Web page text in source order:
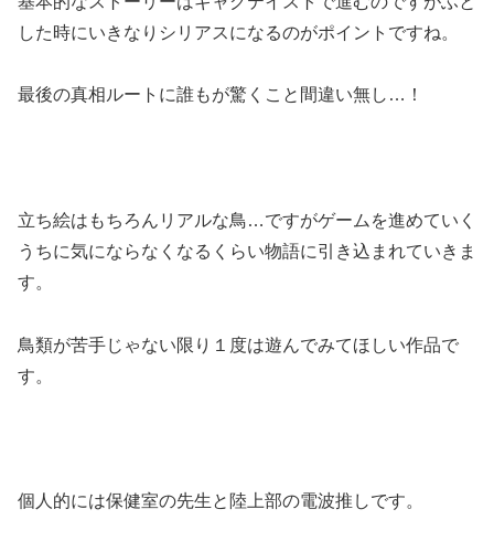
した時にいきなりシリアスになるのがポイントですね。
最後の真相ルートに誰もが驚くこと間違い無し …！
立ち絵はもちろんリアルな鳥…ですがゲームを進めていく
うちに気にならなくなるくらい物語に引き込まれていきま
す。
鳥類が苦手じゃない限り１度は遊んでみてほしい作品で
す。
個人的には保健室の先生と陸上部の電波推しです。